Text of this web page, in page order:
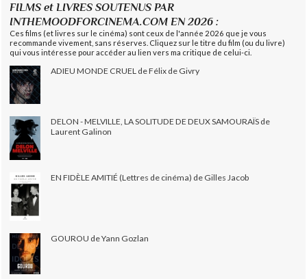
FILMS et LIVRES SOUTENUS PAR
INTHEMOODFORCINEMA.COM EN 2026 :
Ces films (et livres sur le cinéma) sont ceux de l'année 2026 que je vous
recommande vivement, sans réserves. Cliquez sur le titre du film (ou du livre)
qui vous intéresse pour accéder au lien vers ma critique de celui-ci.
ADIEU MONDE CRUEL de Félix de Givry
DELON - MELVILLE, LA SOLITUDE DE DEUX SAMOURAÏS de
Laurent Galinon
EN FIDÈLE AMITIÉ (Lettres de cinéma) de Gilles Jacob
GOUROU de Yann Gozlan